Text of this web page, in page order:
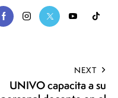
NEXT
UNIVO capacita a su